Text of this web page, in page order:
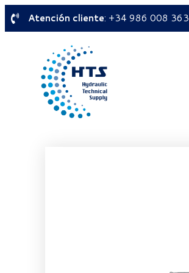
Atención cliente: +34 986 008 363